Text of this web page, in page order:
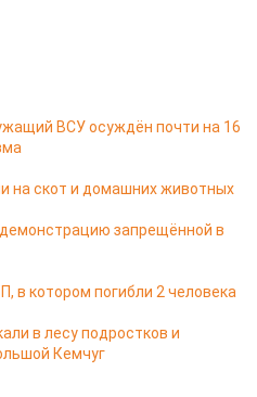
ВСУ осуждён почти на 16
на скот и домашних животных
запрещённой в
в котором погибли 2 человека
в лесу подростков и
Кемчуг